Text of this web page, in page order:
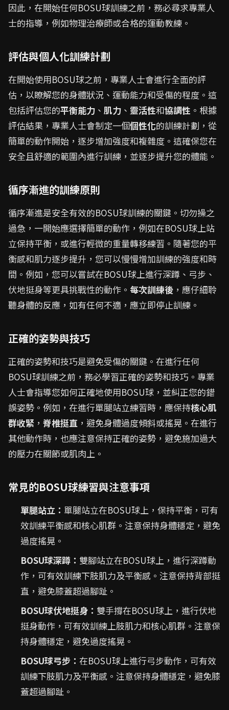
因此，在開始任何BOSU球訓練之前，務必尋求專業人
士的指導，例如物理治療師或合格的運動教練。
評估與個人化訓練計劃
在開始使用BOSU球之前，專業人士會進行全面的評
估，以瞭解您的身體狀況、運動能力和受傷的程度。這
包括評估您的平衡能力 、 肌力 、 靈活性和協調性 。根據
評估結果，專業人士會制定一個個性化的訓練計劃，從
簡單的動作開始，逐步增加強度和複雜度。這確保您在
安全且舒適的範圍內進行訓練，並逐步提升您的體能。
循序漸進的訓練原則
循序漸進是安全有效的BOSU球訓練的關鍵。切勿操之
過急，一開始應選擇簡單的動作，例如在BOSU球上站
立保持平衡，或進行輕微的重量轉移練習。隨著您的平
衡感和肌力逐步提升，您可以慢慢增加訓練的強度和時
間。例如，您可以嘗試在BOSU球上進行深蹲、弓步、
伏地挺身等更具挑戰性的動作。 每次訓練後 ，應仔細聆
聽身體的反應，如有任何不適，應立即停止訓練。
正確的姿勢與技巧
正確的姿勢和技巧是避免受傷的關鍵。在進行任何
BOSU球訓練之前，務必學習正確的姿勢和技巧。專業
人士會指導您如何正確地使用BOSU球，並糾正您的錯
誤姿勢。例如，在進行單腿站立練習時，應保持核心肌
群收緊 ， 脊椎挺直 ，避免身體過度傾斜或搖晃。在進行
其他動作時，也應注意保持正確的姿勢，避免施加過大
的壓力在關節或肌肉上。
常見的BOSU球練習與注意事項
單腿站立： 單腿站立在BOSU球上，保持平衡，可有
效訓練平衡感和核心肌群。注意保持身體穩定，避免
過度搖晃。
BOSU球深蹲： 雙腳站立在BOSU球上，進行深蹲動
作，可有效訓練下肢肌力及平衡感。注意保持背部挺
直，避免膝蓋超過腳趾。
BOSU球伏地挺身： 雙手撐在BOSU球上，進行伏地
挺身動作，可有效訓練上肢肌力和核心肌群。注意保
持身體穩定，避免過度搖晃。
BOSU球弓步： 在BOSU球上進行弓步動作，可有效
訓練下肢肌力及平衡感。注意保持身體穩定，避免膝
蓋超過腳趾。